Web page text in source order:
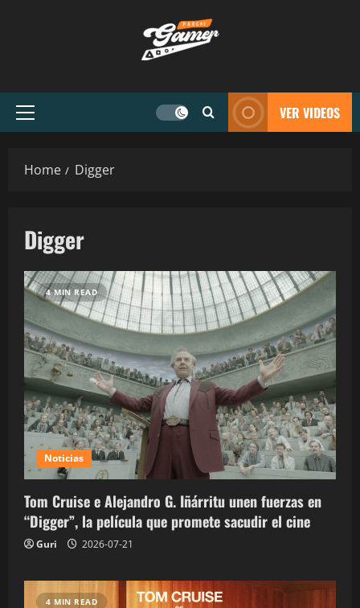
VER VIDEOS
Home Digger
Digger
4 MIN READ
Noticias
Tom Cruise e Alejandro G. Iñárritu unen fuerzas en
“Digger”, la película que promete sacudir el cine
Guri 2026-07-21
4 MIN READ